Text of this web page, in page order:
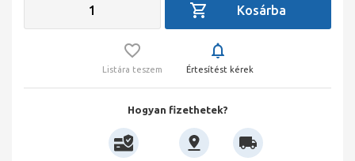
Listára teszem Értesítést kérek
Hogyan fizethetek?